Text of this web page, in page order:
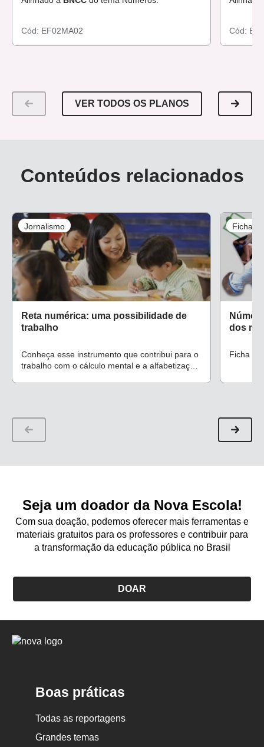
Cód: EF02MA02 Cód:
VER TODOS OS PLANOS
Conteúdos relacionados
Jornalismo
Reta numérica: uma possibilidade de
trabalho
Conheça esse instrumento que contribui para o
trabalho com o cálculo mental e a alfabetização
Ficha
dos
Ficha
Seja um doador da Nova Escola!
Com sua doação, podemos oferecer mais ferramentas e
materiais gratuitos para os professores e contribuir para
a transformação da educação pública no Brasil
DOAR
Logo
Boas práticas
Todas as reportagens
Grandes temas